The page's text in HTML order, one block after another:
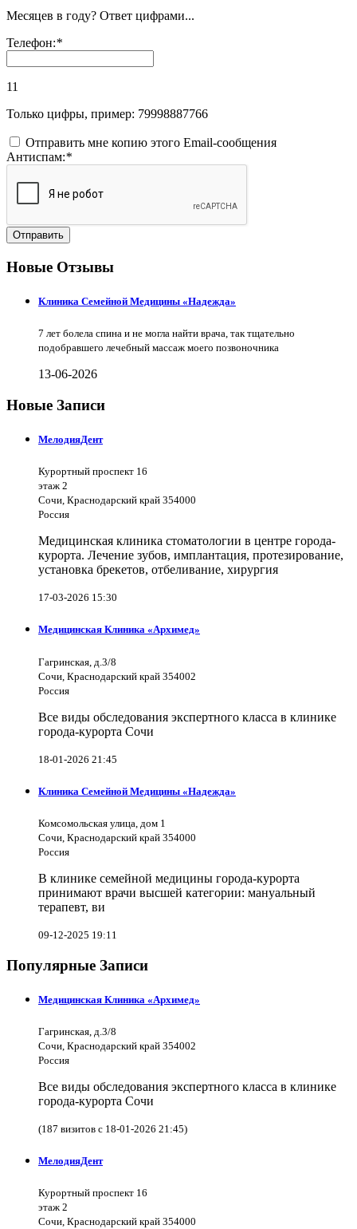
Месяцев в году? Ответ цифрами...
Телефон:*
11
Только цифры, пример: 79998887766
Отправить мне копию этого Email-сообщения
Антиспам:*
Отправить
Новые Отзывы
Клиника Семейной Медицины «Надежда»
7 лет болела спина и не могла найти врача, так тщательно
подобравшего лечебный массаж моего позвоночника
13-06-2026
Новые Записи
МелодияДент
Курортный проспект 16
этаж 2
Сочи, Краснодарский край 354000
Россия
Медицинская клиника стоматологии в центре города-
курорта. Лечение зубов, имплантация, протезирование,
установка брекетов, отбеливание, хирургия
17-03-2026 15:30
Медицинская Клиника «Архимед»
Гагринская, д.3/8
Сочи, Краснодарский край 354002
Россия
Все виды обследования экспертного класса в клинике
города-курорта Сочи
18-01-2026 21:45
Клиника Семейной Медицины «Надежда»
Комсомольская улица, дом 1
Сочи, Краснодарский край 354000
Россия
В клинике семейной медицины города-курорта
принимают врачи высшей категории: мануальный
терапевт, ви
09-12-2025 19:11
Популярные Записи
Медицинская Клиника «Архимед»
Гагринская, д.3/8
Сочи, Краснодарский край 354002
Россия
Все виды обследования экспертного класса в клинике
города-курорта Сочи
(187 визитов с 18-01-2026 21:45)
МелодияДент
Курортный проспект 16
этаж 2
Сочи, Краснодарский край 354000